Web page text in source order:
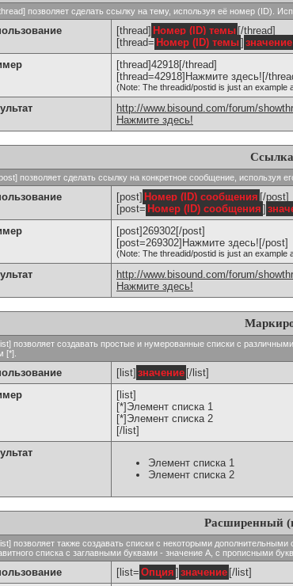
позволяет сделать ссылку на тему, используя её номер (ID).
[thread] Номер (ID) темы [/thread]
[thread= Номер (ID) темы] значение
[thread]42918[/thread]
[thread=42918]Нажмите здесь![/
(Note: The threadid/postid is just an example
http://www.bisound.com/forum/
Нажмите здесь!
позволяет сделать ссылку на конкретное сообщение,
[post] Номер (ID) сообщения [/post]
[post= Номер (ID) сообщения ]
[post]269302[/post]
[post=269302]Нажмите здесь![/post]
(Note: The threadid/postid is just an example
http://www.bisound.com/forum/
Нажмите здесь!
позволяет создавать простые и нумерованные списки с
[*].
[list] значение [/list]
[list]
[*]Элемент списка 1
[*]Элемент списка 2
[/list]
Элемент списка 1
Элемент списка 2
Расширенный
позволяет также создавать списки с некоторыми
списка с заглавными буквами - значение A, с прописными
[list= Опция ] значение [/list]